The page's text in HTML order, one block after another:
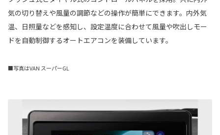
気の切り替えや風量の調節などの操作が簡単にできます。内外気
温、日照量などを感知し、設定温度に合わせて風量や吹出しモー
ドを自動制御するオートエアコンを装備しています。
■写真はVAN スーパーGL